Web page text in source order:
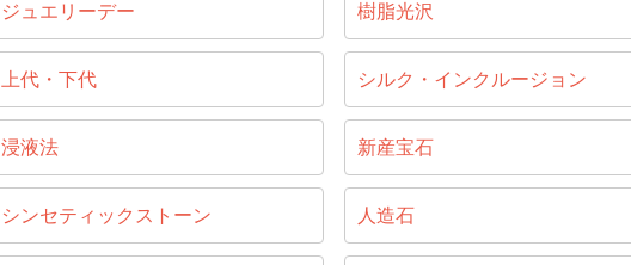
ジュエリーデー 樹脂光沢
上代・下代 シルク・インクルージョン
浸液法 新産宝石
シンセティックストーン 人造石